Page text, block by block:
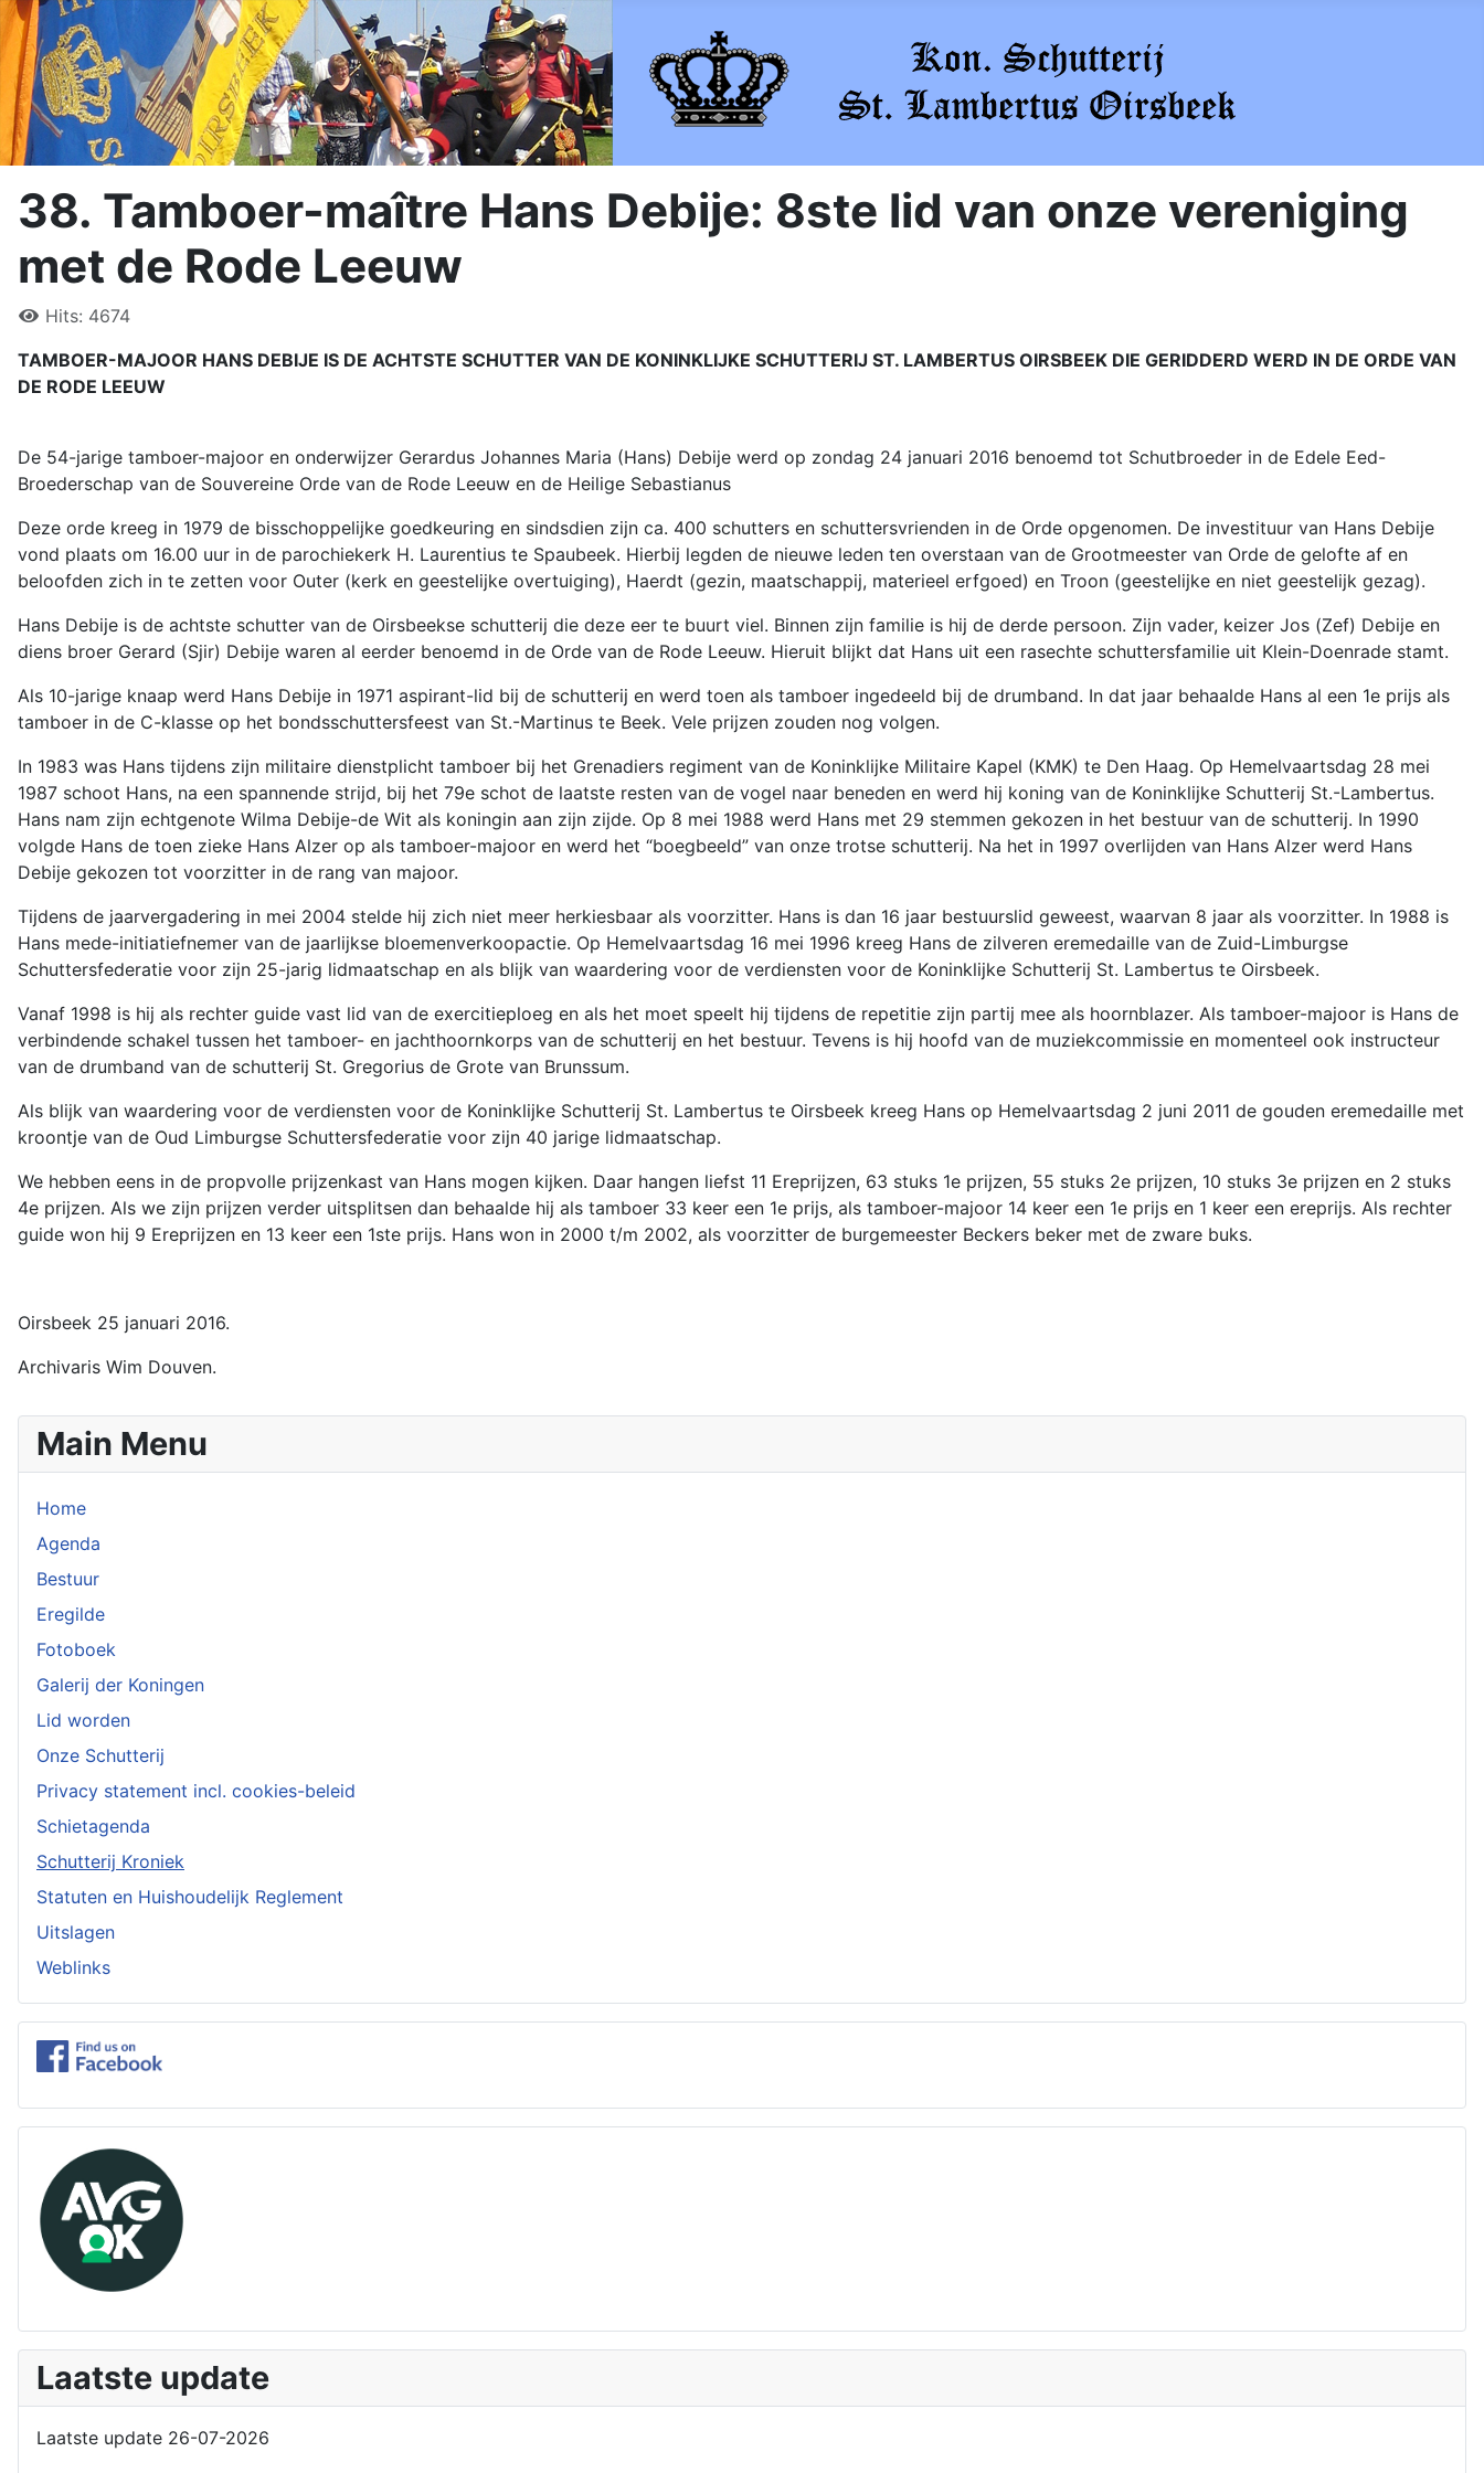
Main Menu
Home
Agenda
Bestuur
Eregilde
Fotoboek
Galerij der Koningen
Lid worden
Onze Schutterij
Privacy statement incl. cookies-beleid
Schietagenda
Schutterij Kroniek
Statuten en Huishoudelijk Reglement
Uitslagen
Weblinks
Laatste update
Laatste update 26-07-2026
38. Tamboer-maître Hans Debije: 8ste lid van onze vereniging
met de Rode Leeuw
Hits: 4674
TAMBOER-MAJOOR HANS DEBIJE IS DE ACHTSTE SCHUTTER VAN DE KONINKLIJKE SCHUTTERIJ ST. LAMBERTUS OIRSBEEK DIE GERIDDERD WERD IN DE ORDE VAN
DE RODE LEEUW
De 54-jarige tamboer-majoor en onderwijzer Gerardus Johannes Maria (Hans) Debije werd op zondag 24 januari 2016 benoemd tot Schutbroeder in de Edele Eed-
Broederschap van de Souvereine Orde van de Rode Leeuw en de Heilige Sebastianus
Deze orde kreeg in 1979 de bisschoppelijke goedkeuring en sindsdien zijn ca. 400 schutters en schuttersvrienden in de Orde opgenomen. De investituur van Hans Debije
vond plaats om 16.00 uur in de parochiekerk H. Laurentius te Spaubeek. Hierbij legden de nieuwe leden ten overstaan van de Grootmeester van Orde de gelofte af en
beloofden zich in te zetten voor Outer (kerk en geestelijke overtuiging), Haerdt (gezin, maatschappij, materieel erfgoed) en Troon (geestelijke en niet geestelijk gezag).
Hans Debije is de achtste schutter van de Oirsbeekse schutterij die deze eer te buurt viel. Binnen zijn familie is hij de derde persoon. Zijn vader, keizer Jos (Zef) Debije en
diens broer Gerard (Sjir) Debije waren al eerder benoemd in de Orde van de Rode Leeuw. Hieruit blijkt dat Hans uit een rasechte schuttersfamilie uit Klein-Doenrade stamt.
Als 10-jarige knaap werd Hans Debije in 1971 aspirant-lid bij de schutterij en werd toen als tamboer ingedeeld bij de drumband. In dat jaar behaalde Hans al een 1e prijs als
tamboer in de C-klasse op het bondsschuttersfeest van St.-Martinus te Beek. Vele prijzen zouden nog volgen.
In 1983 was Hans tijdens zijn militaire dienstplicht tamboer bij het Grenadiers regiment van de Koninklijke Militaire Kapel (KMK) te Den Haag. Op Hemelvaartsdag 28 mei
1987 schoot Hans, na een spannende strijd, bij het 79e schot de laatste resten van de vogel naar beneden en werd hij koning van de Koninklijke Schutterij St.-Lambertus.
Hans nam zijn echtgenote Wilma Debije-de Wit als koningin aan zijn zijde. Op 8 mei 1988 werd Hans met 29 stemmen gekozen in het bestuur van de schutterij. In 1990
volgde Hans de toen zieke Hans Alzer op als tamboer-majoor en werd het “boegbeeld” van onze trotse schutterij. Na het in 1997 overlijden van Hans Alzer werd Hans
Debije gekozen tot voorzitter in de rang van majoor.
Tijdens de jaarvergadering in mei 2004 stelde hij zich niet meer herkiesbaar als voorzitter. Hans is dan 16 jaar bestuurslid geweest, waarvan 8 jaar als voorzitter. In 1988 is
Hans mede-initiatiefnemer van de jaarlijkse bloemenverkoopactie. Op Hemelvaartsdag 16 mei 1996 kreeg Hans de zilveren eremedaille van de Zuid-Limburgse
Schuttersfederatie voor zijn 25-jarig lidmaatschap en als blijk van waardering voor de verdiensten voor de Koninklijke Schutterij St. Lambertus te Oirsbeek.
Vanaf 1998 is hij als rechter guide vast lid van de exercitieploeg en als het moet speelt hij tijdens de repetitie zijn partij mee als hoornblazer. Als tamboer-majoor is Hans de
verbindende schakel tussen het tamboer- en jachthoornkorps van de schutterij en het bestuur. Tevens is hij hoofd van de muziekcommissie en momenteel ook instructeur
van de drumband van de schutterij St. Gregorius de Grote van Brunssum.
Als blijk van waardering voor de verdiensten voor de Koninklijke Schutterij St. Lambertus te Oirsbeek kreeg Hans op Hemelvaartsdag 2 juni 2011 de gouden eremedaille met
kroontje van de Oud Limburgse Schuttersfederatie voor zijn 40 jarige lidmaatschap.
We hebben eens in de propvolle prijzenkast van Hans mogen kijken. Daar hangen liefst 11 Ereprijzen, 63 stuks 1e prijzen, 55 stuks 2e prijzen, 10 stuks 3e prijzen en 2 stuks
4e prijzen. Als we zijn prijzen verder uitsplitsen dan behaalde hij als tamboer 33 keer een 1e prijs, als tamboer-majoor 14 keer een 1e prijs en 1 keer een ereprijs. Als rechter
guide won hij 9 Ereprijzen en 13 keer een 1ste prijs. Hans won in 2000 t/m 2002, als voorzitter de burgemeester Beckers beker met de zware buks.
Oirsbeek 25 januari 2016.
Archivaris Wim Douven.